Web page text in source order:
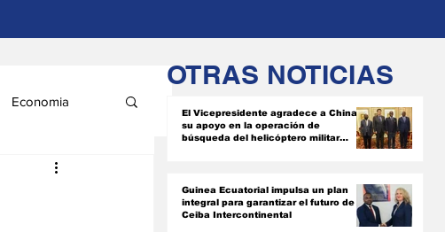
Economia
INTERIOR
OTRAS NOTICIAS
El Vicepresidente agradece a China
su apoyo en la operación de
búsqueda del helicóptero militar
Guinea Ecuatorial impulsa un plan
integral para garantizar el futuro de
Ceiba Intercontinental